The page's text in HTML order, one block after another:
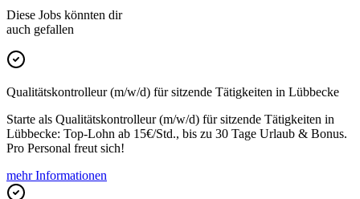
Diese Jobs könnten dir
auch gefallen
Qualitätskontrolleur (m/w/d) für sitzende Tätigkeiten in Lübbecke
Starte als Qualitätskontrolleur (m/w/d) für sitzende Tätigkeiten in
Lübbecke: Top-Lohn ab 15€/Std., bis zu 30 Tage Urlaub & Bonus.
Pro Personal freut sich!
mehr Informationen